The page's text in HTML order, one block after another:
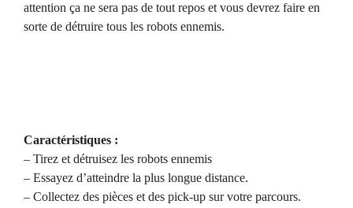
attention ça ne sera pas de tout repos et vous devrez faire en
sorte de détruire tous les robots ennemis.
Caractéristiques :
– Tirez et détruisez les robots ennemis
– Essayez d’atteindre la plus longue distance.
– Collectez des pièces et des pick-up sur votre parcours.